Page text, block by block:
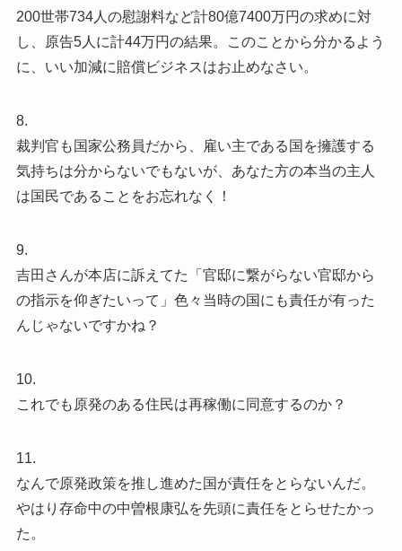
200世帯734人の慰謝料など計80億7400万円の求めに対
し、原告5人に計44万円の結果。このことから分かるよう
に、いい加減に賠償ビジネスはお止めなさい。
8.
裁判官も国家公務員だから、雇い主である国を擁護する
気持ちは分からないでもないが、あなた方の本当の主人
は国民であることをお忘れなく！
9.
吉田さんが本店に訴えてた「官邸に繋がらない官邸から
の指示を仰ぎたいって」色々当時の国にも責任が有った
んじゃないですかね？
10.
これでも原発のある住民は再稼働に同意するのか？
11.
なんで原発政策を推し進めた国が責任をとらないんだ。
やはり存命中の中曽根康弘を先頭に責任をとらせたかっ
た。